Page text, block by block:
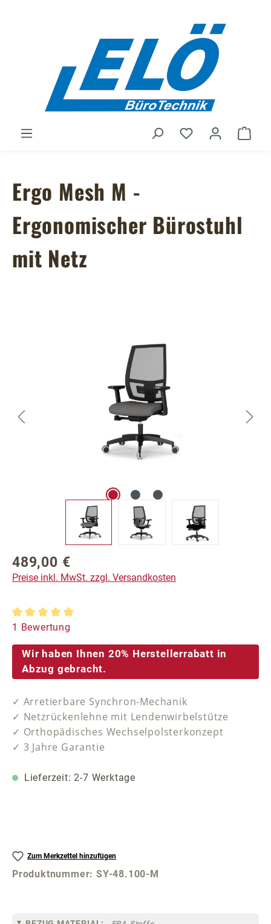
Du hast 0
Ergo Mesh M -
Ergonomischer Bürostuhl
mit Netz
Regulärer Preis:
489,00 €
Preise inkl. MwSt. zzgl. Versandkosten
Durchschnittliche Bewertung von 5 von 5 Sternen
1 Bewertung
Wir haben Ihnen 20% Herstellerrabatt in
Abzug gebracht.
✓ Arretierbare Synchron-Mechanik
✓ Netzrückenlehne mit Lendenwirbelstütze
✓ Orthopädisches Wechselpolsterkonzept
✓ 3 Jahre Garantie
Lieferzeit: 2-7 Werktage
Zum Merkzettel hinzufügen
Produktnummer:SY-48.100-M